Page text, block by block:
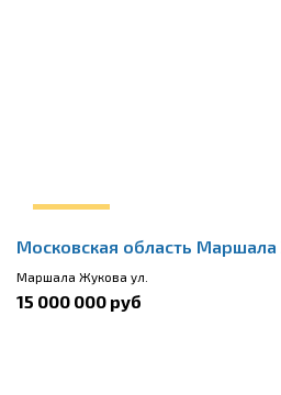
Московская область Маршала
Маршала Жукова ул.
15 000 000 руб